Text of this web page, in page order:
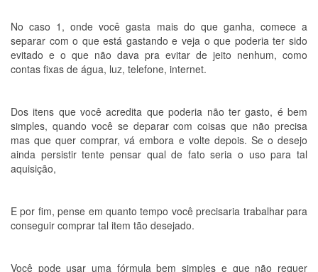
No caso 1, onde você gasta mais do que ganha, comece a
separar com o que está gastando e veja o que poderia ter sido
evitado e o que não dava pra evitar de jeito nenhum, como
contas fixas de água, luz, telefone, internet.
Dos itens que você acredita que poderia não ter gasto, é bem
simples, quando você se deparar com coisas que não precisa
mas que quer comprar, vá embora e volte depois. Se o desejo
ainda persistir tente pensar qual de fato seria o uso para tal
aquisição,
E por fim, pense em quanto tempo você precisaria trabalhar para
conseguir comprar tal item tão desejado.
Você pode usar uma fórmula bem simples e que não requer